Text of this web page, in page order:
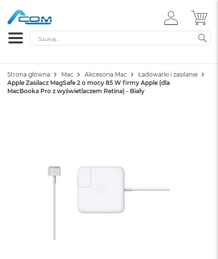
ZALOGUJ
SIĘ
Szukaj
Strona główna Mac Akcesoria Mac
Ładowarki i zasilanie
Apple Zasilacz MagSafe 2 o mocy 85 W firmy Apple (dla
MacBooka Pro z wyświetlaczem Retina) - Biały